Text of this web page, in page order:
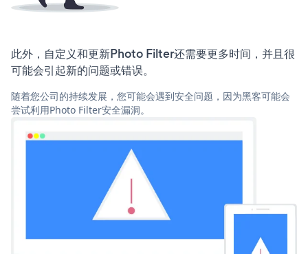
此外，自定义和更新Photo Filter还需要更多时间，并且很
可能会引起新的问题或错误。
随着您公司的持续发展，您可能会遇到安全问题，因为黑客可能会
尝试利用Photo Filter安全漏洞。